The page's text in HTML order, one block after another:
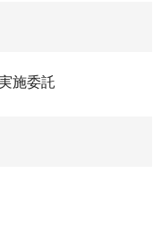
施委託